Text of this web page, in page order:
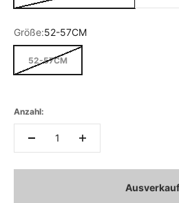
Größe:52-57CM
52-57CM
Anzahl: